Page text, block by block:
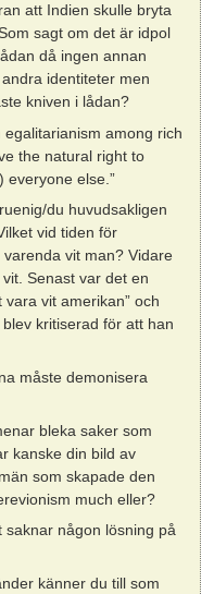
att Indien skulle bryta
sagt om det är idpol
då ingen annan
identiteter men
kniven i lådan?
egalitarianism among rich
the natural right to
everyone else.”
du huvudsakligen
vid tiden för
vit man? Vidare
Senast var det en
vit amerikan” och
kritiserad för att han
måste demonisera
bleka saker som
kanske din bild av
som skapade den
much eller?
saknar någon lösning på
känner du till som